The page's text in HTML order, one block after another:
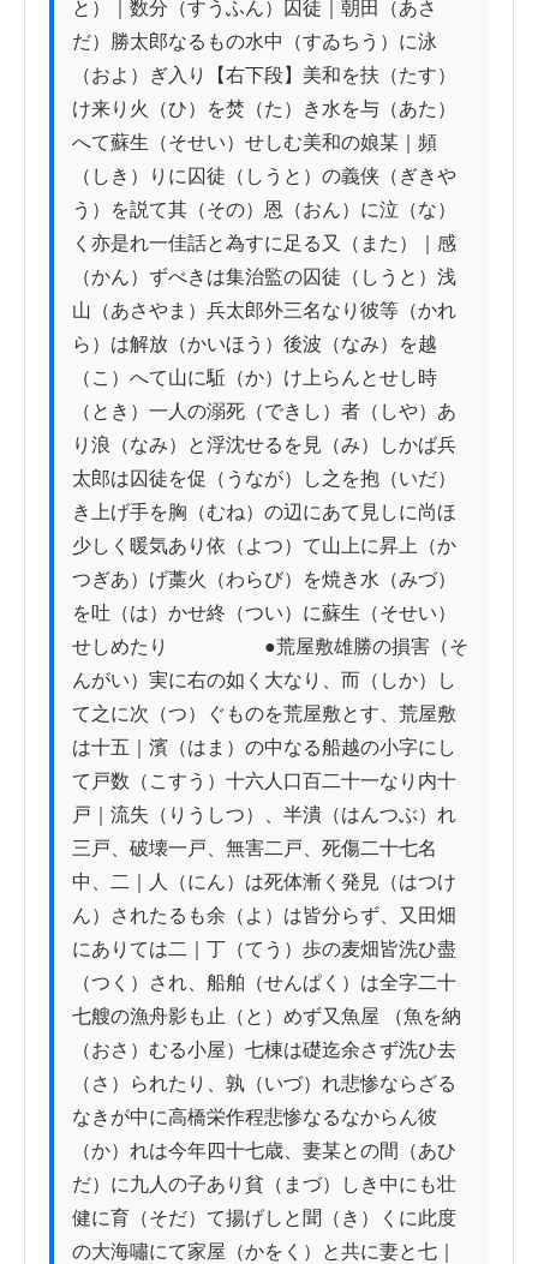
と）｜数分（すうふん）囚徒｜朝田（あさ
だ）勝太郎なるもの水中（すゐちう）に泳
（およ）ぎ入り【右下段】美和を扶（たす）
け来り火（ひ）を焚（た）き水を与（あた）
へて蘇生（そせい）せしむ美和の娘某｜頻
（しき）りに囚徒（しうと）の義侠（ぎきや
う）を説て其（その）恩（おん）に泣（な）
く亦是れ一佳話と為すに足る又（また）｜感
（かん）ずべきは集治監の囚徒（しうと）浅
山（あさやま）兵太郎外三名なり彼等（かれ
ら）は解放（かいほう）後波（なみ）を越
（こ）へて山に駈（か）け上らんとせし時
（とき）一人の溺死（できし）者（しや）あ
り浪（なみ）と浮沈せるを見（み）しかば兵
太郎は囚徒を促（うなが）し之を抱（いだ）
き上げ手を胸（むね）の辺にあて見しに尚ほ
少しく暖気あり依（よつ）て山上に昇上（か
つぎあ）げ藁火（わらび）を焼き水（みづ）
を吐（は）かせ終（つい）に蘇生（そせい）
せしめたり　　　　　●荒屋敷雄勝の損害（そ
んがい）実に右の如く大なり、而（しか）し
て之に次（つ）ぐものを荒屋敷とす、荒屋敷
は十五｜濱（はま）の中なる船越の小字にし
て戸数（こすう）十六人口百二十一なり内十
戸｜流失（りうしつ）、半潰（はんつぶ）れ
三戸、破壊一戸、無害二戸、死傷二十七名
中、二｜人（にん）は死体漸く発見（はつけ
ん）されたるも余（よ）は皆分らず、又田畑
にありては二｜丁（てう）歩の麦畑皆洗ひ盡
（つく）され、船舶（せんぱく）は全字二十
七艘の漁舟影も止（と）めず又魚屋 （魚を納
（おさ）むる小屋）七棟は礎迄余さず洗ひ去
（さ）られたり、孰（いづ）れ悲惨ならざる
なきが中に高橋栄作程悲惨なるなからん彼
（か）れは今年四十七歳、妻某との間（あひ
だ）に九人の子あり貧（まづ）しき中にも壮
健に育（そだ）て揚げしと聞（き）くに此度
の大海嘯にて家屋（かをく）と共に妻と七｜